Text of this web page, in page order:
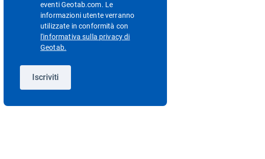
eventi Geotab.com. Le
informazioni utente verranno
utilizzate in conformità con
l'informativa sulla privacy di
Geotab.
Iscriviti